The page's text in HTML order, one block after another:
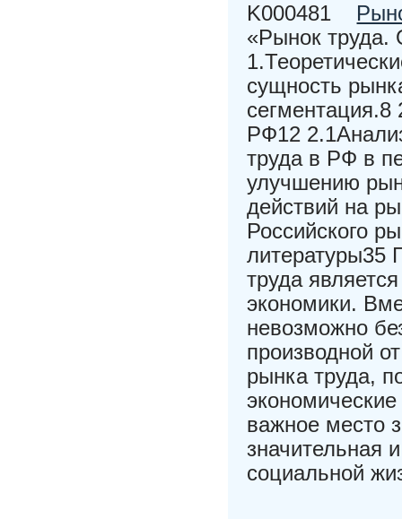
K000481
«Рынок труда.
сущность
РФ12
труда в РФ в
улучшению
действий на
Российского
литературы35
труда
экономики.
невозможно
производной
рынка труда,
важное место
значительная
социальной